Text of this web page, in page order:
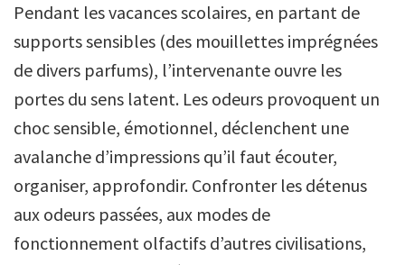
Pendant les vacances scolaires, en partant de
supports sensibles (des mouillettes imprégnées
de divers parfums), l’intervenante ouvre les
portes du sens latent. Les odeurs provoquent un
choc sensible, émotionnel, déclenchent une
avalanche d’impressions qu’il faut écouter,
organiser, approfondir. Confronter les détenus
aux odeurs passées, aux modes de
fonctionnement olfactifs d’autres civilisations,